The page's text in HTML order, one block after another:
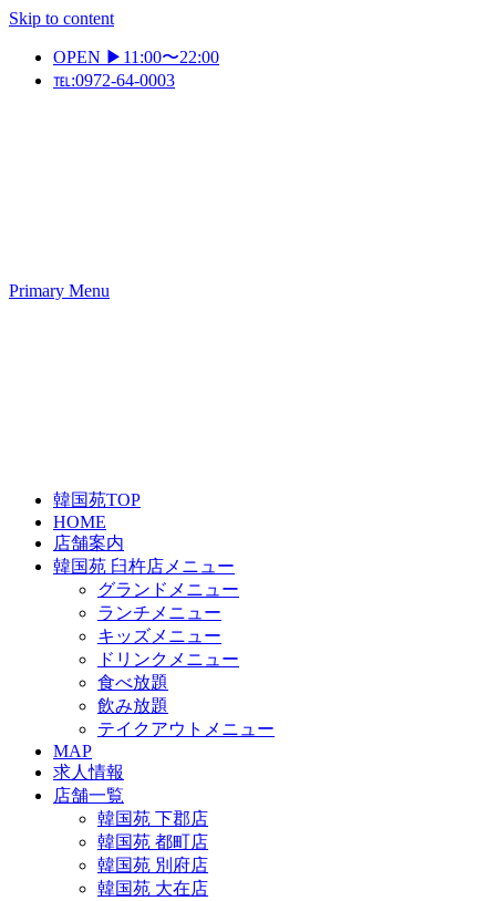
Skip to content
OPEN ▶11:00〜22:00
℡:0972-64-0003
Primary Menu
韓国苑TOP
HOME
店舗案内
韓国苑 臼杵店メニュー
グランドメニュー
ランチメニュー
キッズメニュー
ドリンクメニュー
食べ放題
飲み放題
テイクアウトメニュー
MAP
求人情報
店舗一覧
韓国苑 下郡店
韓国苑 都町店
韓国苑 別府店
韓国苑 大在店